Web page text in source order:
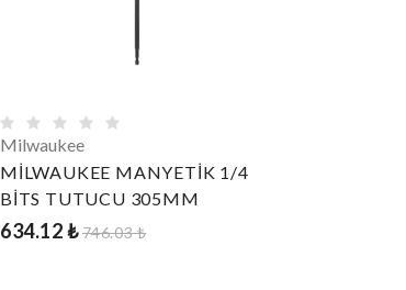
Milwaukee
MİLWAUKEE MANYETİK 1/4
BİTS TUTUCU 305MM
634.12 ₺746.03 ₺